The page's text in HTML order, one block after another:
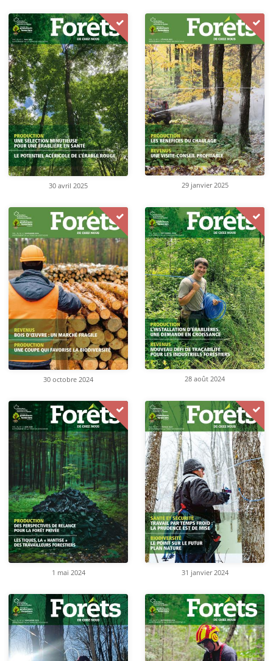
30 avril 2025 29 janvier 2025
30 octobre 2024 28 août 2024
1 mai 2024 31 janvier 2024